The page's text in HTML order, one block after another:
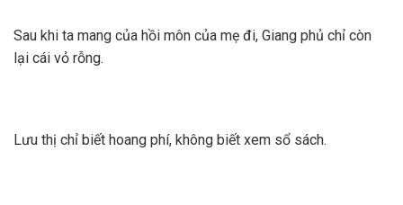
Sau khi ta mang của hồi môn của mẹ đi, Giang phủ chỉ còn
lại cái vỏ rỗng.
Lưu thị chỉ biết hoang phí, không biết xem sổ sách.